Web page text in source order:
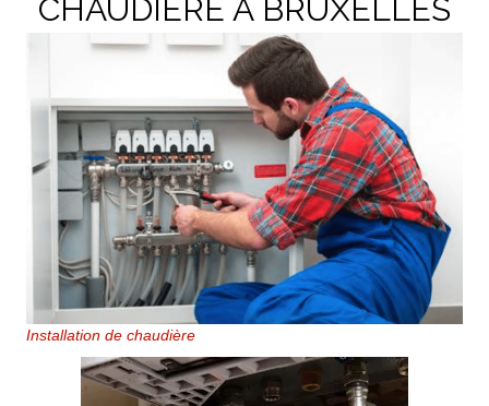
CHAUDIÈRE À BRUXELLES
Installation de chaudière